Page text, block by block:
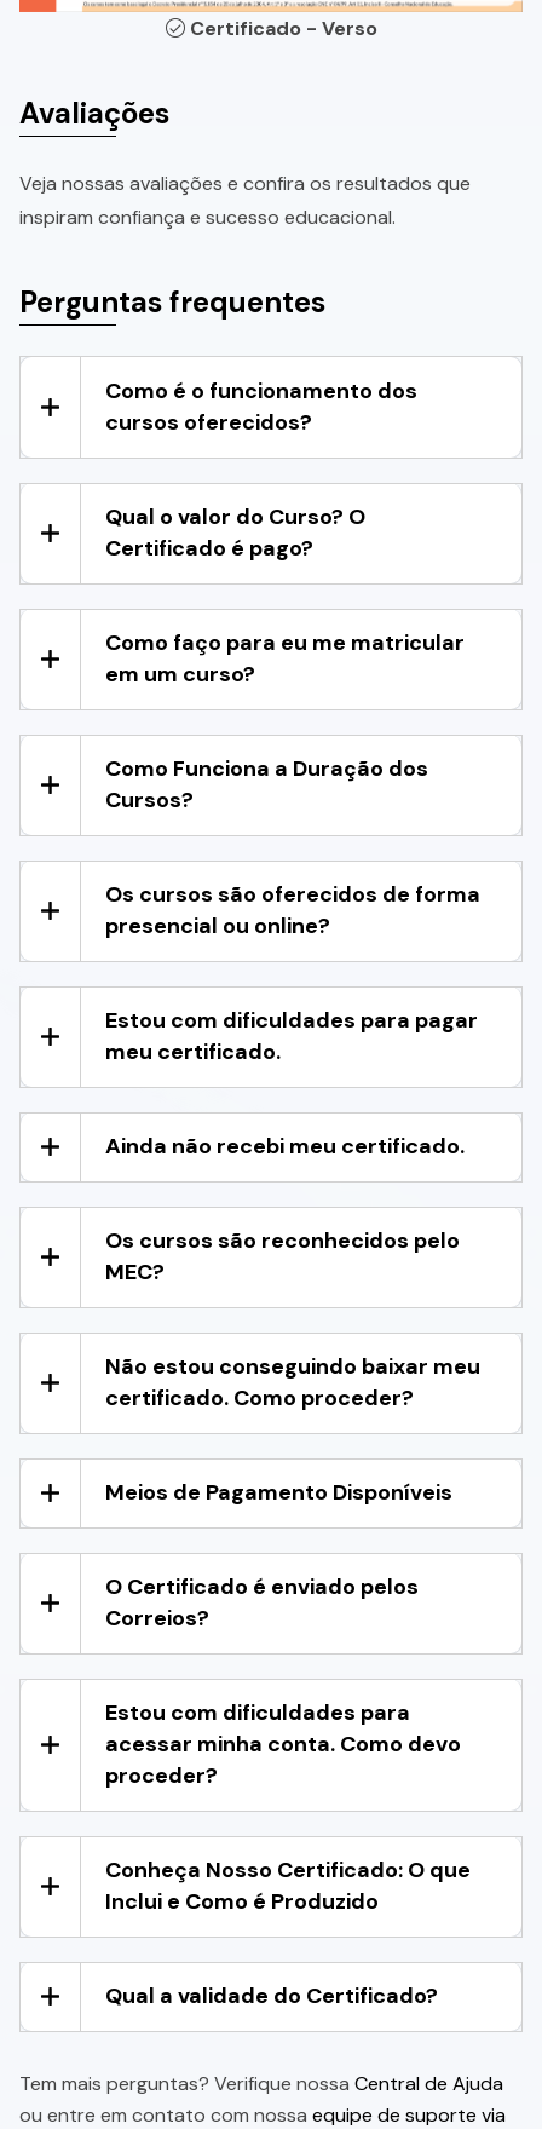
Certificado - Verso
Avaliações
Veja nossas avaliações e confira os resultados que
inspiram confiança e sucesso educacional.
Perguntas frequentes
Como é o funcionamento dos
cursos oferecidos?
Qual o valor do Curso? O
Certificado é pago?
Como faço para eu me matricular
em um curso?
Como Funciona a Duração dos
Cursos?
Os cursos são oferecidos de forma
presencial ou online?
Estou com dificuldades para pagar
meu certificado.
Ainda não recebi meu certificado.
Os cursos são reconhecidos pelo
MEC?
Não estou conseguindo baixar meu
certificado. Como proceder?
Meios de Pagamento Disponíveis
O Certificado é enviado pelos
Correios?
Estou com dificuldades para
acessar minha conta. Como devo
proceder?
Conheça Nosso Certificado: O que
Inclui e Como é Produzido
Qual a validade do Certificado?
Tem mais perguntas? Verifique nossa Central de Ajuda
ou entre em contato com nossa equipe de suporte via